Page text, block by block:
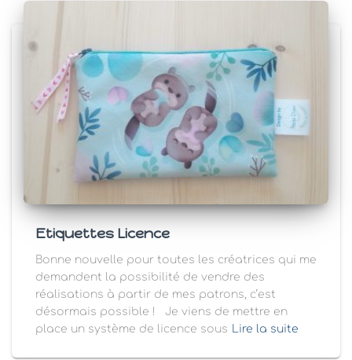
Etiquettes Licence
Bonne nouvelle pour toutes les créatrices qui me
demandent la possibilité de vendre des
réalisations à partir de mes patrons, c’est
désormais possible ! Je viens de mettre en
place un système de licence sous
Lire la suite